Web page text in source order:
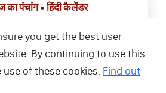
पंचांग • हिंदी कैलेंडर
कैलेंडर ऐप डाउनलोड करें
you get the best user
By continuing to use this
of these cookies. Find out